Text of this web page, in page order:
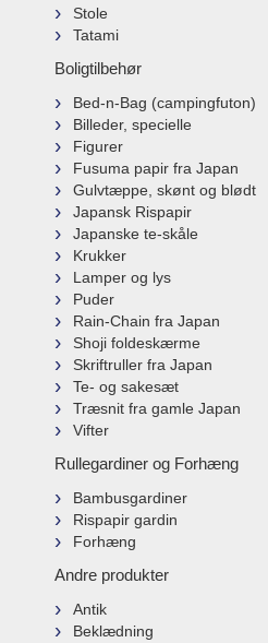
Stole
Tatami
Boligtilbehør
Bed-n-Bag (campingfuton)
Billeder, specielle
Figurer
Fusuma papir fra Japan
Gulvtæppe, skønt og blødt
Japansk Rispapir
Japanske te-skåle
Krukker
Lamper og lys
Puder
Rain-Chain fra Japan
Shoji foldeskærme
Skriftruller fra Japan
Te- og sakesæt
Træsnit fra gamle Japan
Vifter
Rullegardiner og Forhæng
Bambusgardiner
Rispapir gardin
Forhæng
Andre produkter
Antik
Beklædning